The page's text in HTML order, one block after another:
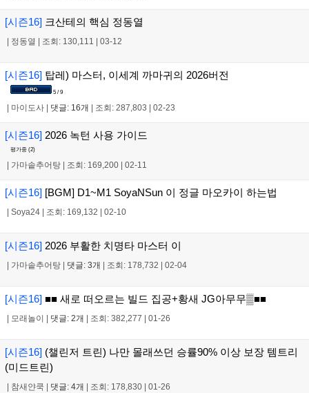
[시즌16] 크산테의 핵심 정동열
| 정동열 | 조회: 130,111 | 03-12
[시즌16] 탑레) 마스터, 이세계 까마귀의 2026버전
5 / 9
마이도사 댓글: 16개 조회: 287,803 02-23
[시즌16] 2026 녹턴 사용 가이드
평가중 (2)
가마솥추어탕 조회: 169,200 02-11
[시즌16] [BGM] D1~M1 SoyaNSun 이 정글 마오카이 하는법
Soya24 조회: 169,132 02-10
[시즌16] 2026 부활한 치명타 마스터 이
가마솥추어탕 댓글: 3개 조회: 178,732 02-04
[시즌16] ■■ 새로 떠오르는 빌드 집공+황새 JG아무무▒■■
모래놀이 댓글: 2개 조회: 382,277 01-26
[시즌16] (챌린저 트린) 나만 몰래쓰던 승률90% 이상 보장 템트리
(미드트린)
참새얀쿡 댓글: 4개 조회: 178,830 01-26